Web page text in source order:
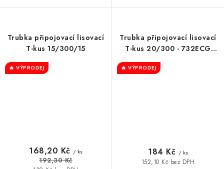
Trubka připojovací lisovací
T-kus 15/300/15
🔥 VÝPRODEJ
168,20 Kč / ks
192,30 Kč
Trubka připojovací lisovací
T-kus 20/300 - 732ECG
🔥 VÝPRODEJ
152,10 Kč bez DPH
184 Kč / ks